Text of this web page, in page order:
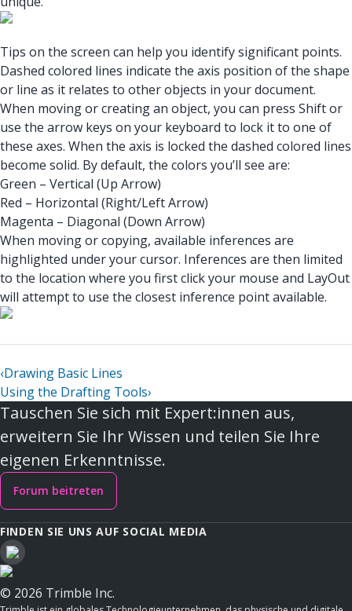
Tips on the screen can help you identify significant points.
Dashed colored lines indicate the axis position of the shape
or line as it relates to other objects in your document.
When moving or creating an object, you can press Shift or
use the arrow keys on your keyboard to lock it to one of
these axes. When the axis is locked the dashed colored lines
become solid. By default, the colors you’ll see are:
Green – Vertical (Up Arrow)
Red – Horizontal (Right/Left Arrow)
Magenta – Diagonal (Down Arrow)
When moving or copying, available inferences are
highlighted under your cursor. Inferences are then limited
to the location where you first click your mouse and LayOut
will attempt to use the closest inference point available.
‹Drawing Basic Lines
Using the Drafting Tools›
Tauschen Sie sich mit Expert:innen aus,
erweitern Sie Ihr Wissen und teilen Sie Ihre
eigenen Erkenntnisse.
Forum beitreten
FINDEN SIE UNS AUF SOCIAL MEDIA
© 2026 Trimble Inc.